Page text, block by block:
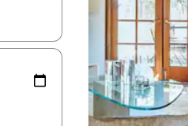
รวจผลการค้นหา